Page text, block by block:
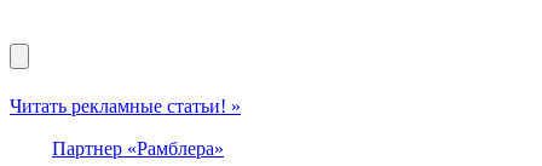
Читать рекламные статьи! »
Партнер «Рамблера»